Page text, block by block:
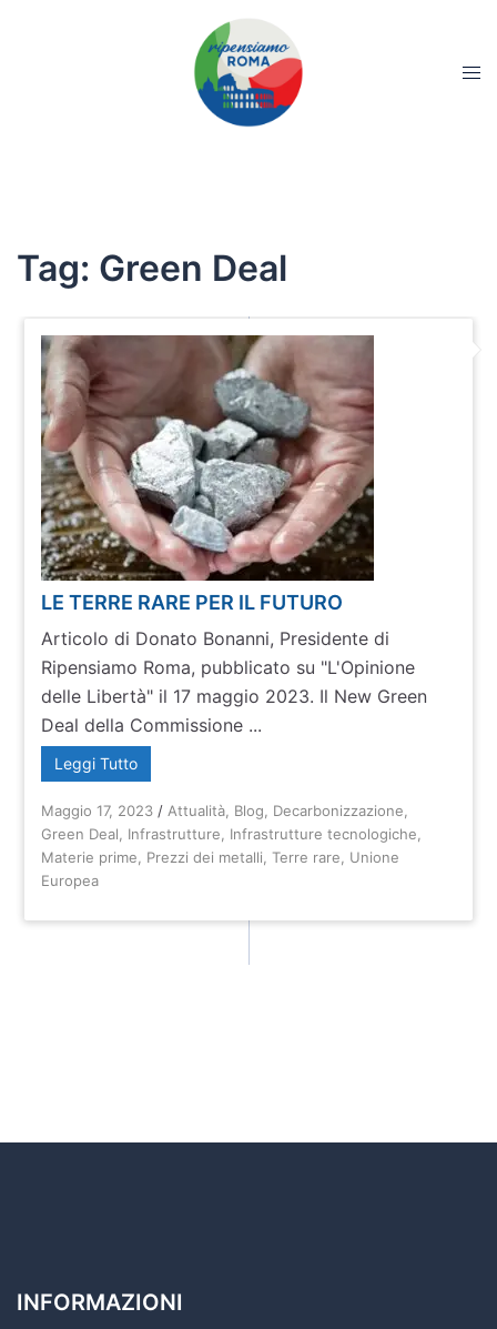
Tag: Green Deal
LE TERRE RARE PER IL FUTURO
Articolo di Donato Bonanni, Presidente di
Ripensiamo Roma, pubblicato su "L'Opinione
delle Libertà" il 17 maggio 2023. Il New Green
Deal della Commissione ...
Leggi Tutto
Maggio 17, 2023 / Attualità Blog Decarbonizzazione
Green Deal
Infrastrutture Infrastrutture tecnologiche
Materie prime
Prezzi dei metalli ,Terre rare
Unione
Europea
INFORMAZIONI